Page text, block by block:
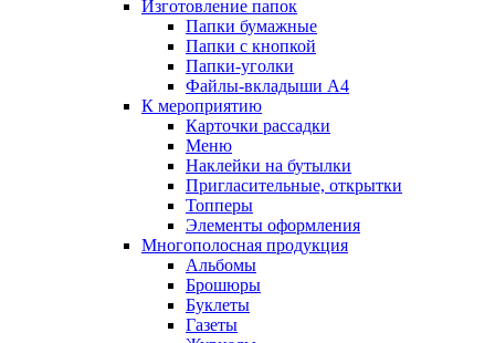
Изготовление папок
Папки бумажные
Папки с кнопкой
Папки-уголки
Файлы-вкладыши А4
К мероприятию
Карточки рассадки
Меню
Наклейки на бутылки
Пригласительные, открытки
Топперы
Элементы оформления
Многополосная продукция
Альбомы
Брошюры
Буклеты
Газеты